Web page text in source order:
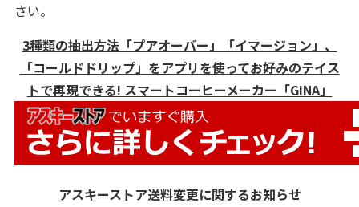
さい。
3種類の抽出方法「プアオーバー」「イマージョン」、
「コールドドリップ」をアプリを使ってお好みのテイス
トで再現できる! スマートコーヒーメーカー「GINA」
アスキーストア送料変更に関するお知らせ